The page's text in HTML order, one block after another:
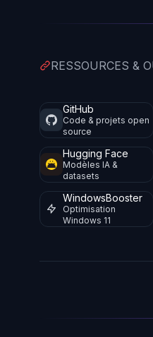
RESSOURCES &
GitHub
Code & projets open
source
Hugging Face
Modèles IA &
datasets
WindowsBooster
Optimisation
Windows 11